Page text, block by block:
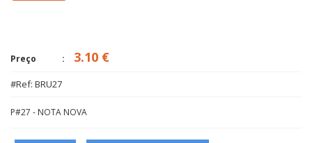
Preço 3.10 €
#Ref: BRU27
P#27 - NOTA NOVA